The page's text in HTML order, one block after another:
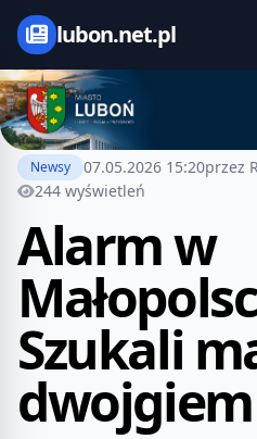
lubon.net.pl
Newsy 07.05.2026 15:20przez
244 wyświetleń
Alarm w
Szukali